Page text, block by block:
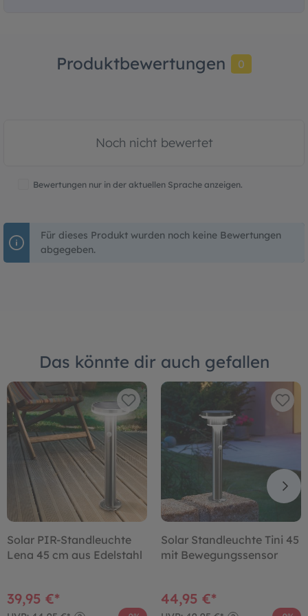
Produktbewertungen 0
Noch nicht bewertet
Bewertungen nur in der aktuellen Sprache anzeigen.
Für dieses Produkt wurden noch keine Bewertungen
abgegeben.
Das könnte dir auch gefallen
Solar PIR-Standleuchte
Lena 45 cm aus Edelstahl
39,95 €*
Solar Standleuchte Tini 45
mit Bewegungssensor
44,95 €*